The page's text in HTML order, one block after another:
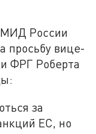
России
просьбу вице-
ФРГ Роберта
за
ЕС, но